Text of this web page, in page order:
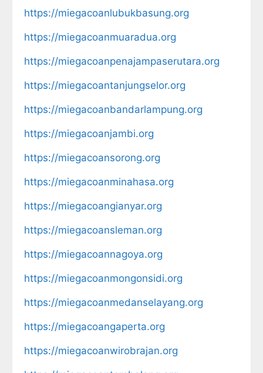
https://miegacoanlubukbasung.org
https://miegacoanmuaradua.org
https://miegacoanpenajampaserutara.org
https://miegacoantanjungselor.org
https://miegacoanbandarlampung.org
https://miegacoanjambi.org
https://miegacoansorong.org
https://miegacoanminahasa.org
https://miegacoangianyar.org
https://miegacoansleman.org
https://miegacoannagoya.org
https://miegacoanmongonsidi.org
https://miegacoanmedanselayang.org
https://miegacoangaperta.org
https://miegacoanwirobrajan.org